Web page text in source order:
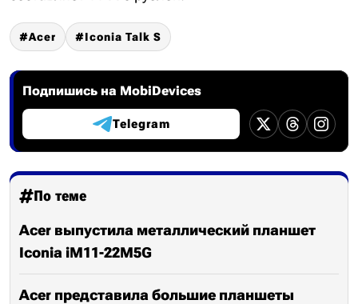
Acer Iconia Talk S
Подпишись на MobiDevices
Telegram
По теме
Acer выпустила металлический планшет
Iconia iM11-22M5G
Acer представила большие планшеты